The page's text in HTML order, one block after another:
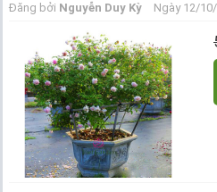
Đăng bởi Nguyễn Duy Kỳ Ngày 12/